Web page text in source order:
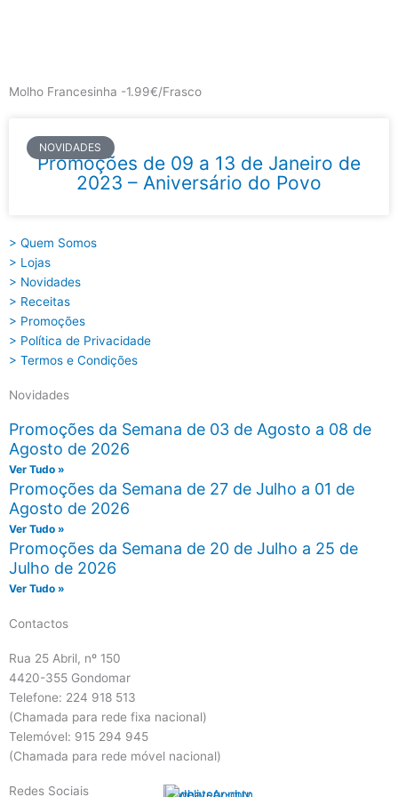
Molho Francesinha -1.99€/Frasco
NOVIDADES
Promoções de 09 a 13 de Janeiro de
2023 – Aniversário do Povo
> Quem Somos
> Lojas
> Novidades
> Receitas
> Promoções
> Política de Privacidade
> Termos e Condições
Novidades
Promoções da Semana de 03 de Agosto a 08 de
Agosto de 2026
Ver Tudo »
Promoções da Semana de 27 de Julho a 01 de
Agosto de 2026
Ver Tudo »
Promoções da Semana de 20 de Julho a 25 de
Julho de 2026
Ver Tudo »
Contactos
Rua 25 Abril, nº 150
4420-355 Gondomar
Telefone: 224 918 513
(Chamada para rede fixa nacional)
Telemóvel: 915 294 945
(Chamada para rede móvel nacional)
Redes Sociais